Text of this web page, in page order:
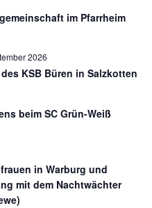
im Pfarrheim
2026
KSB Büren in Salzkotten
beim SC Grün-Weiß
in Warburg und
mit dem Nachtwächter